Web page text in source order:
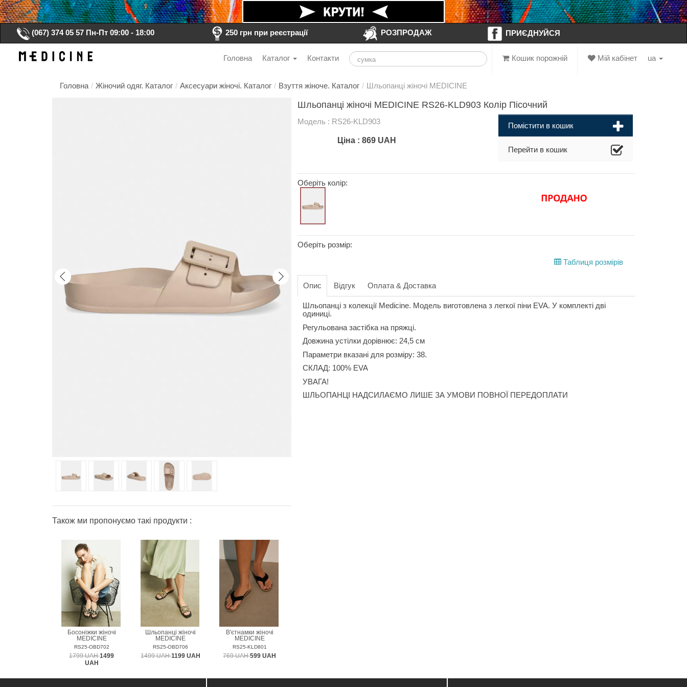
(067) 374 05 57 Пн-Пт 09:00 - 18:00 250 грн при реєстрації РОЗПРОДАЖ ПРИЄДНУЙСЯ
ua
Мій кабінет
Кошик порожній
Головна Каталог Контакти
Головна / Жіночий одяг. Каталог / Аксесуари жіночі. Каталог / Взуття жіноче. Каталог / Шльопанці жіночі MEDICINE
Також ми пропонуємо такі продукти :
Босоніжки жіночі
MEDICINE
RS25-OBD702
1799 UAH1499
UAH
Шльопанці жіночі
MEDICINE
RS25-OBD706
1499 UAH1199 UAH
В'єтнамки жіночі
MEDICINE
RS25-KLD801
769 UAH599 UAH
Шльопанці жіночі MEDICINE RS26-KLD903 Колір Пісочний
Модель : RS26-KLD903
Ціна : 869 UAH
Помістити в кошик
Перейти в кошик
Оберіть колір:
Оберіть розмір:
Таблиця розмірів
Опис Відгук Оплата & Доставка
Шльопанці з колекції Medicine. Модель виготовлена з легкої піни EVA. У комплекті дві
одиниці.
Регульована застібка на пряжці.
Довжина устілки дорівнює: 24,5 см
Параметри вказані для розміру: 38.
СКЛАД: 100% EVA
УВАГА!
ШЛЬОПАНЦІ НАДСИЛАЄМО ЛИШЕ ЗА УМОВИ ПОВНОЇ ПЕРЕДОПЛАТИ